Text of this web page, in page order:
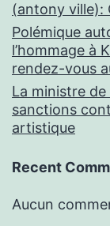
(antony ville):
Polémique
l’hommage à
rendez-vous
La ministre
sanctions
artistique
Recent
Aucun